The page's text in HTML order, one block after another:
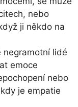
nebo
ji někdo na
negramotní lidé
emoce
nebo
je empatie